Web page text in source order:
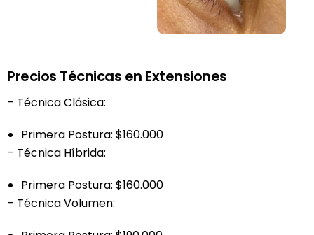
Precios Técnicas en Extensiones
– Técnica Clásica:
Primera Postura: $160.000
– Técnica Híbrida:
Primera Postura: $160.000
– Técnica Volumen: